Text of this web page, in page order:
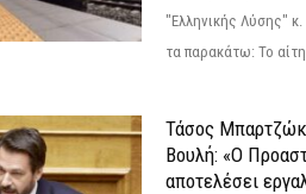
"Ελληνικής Λύσης"
τα παρακάτω: Το
Τάσος
Βουλή: «Ο
αποτελέσει